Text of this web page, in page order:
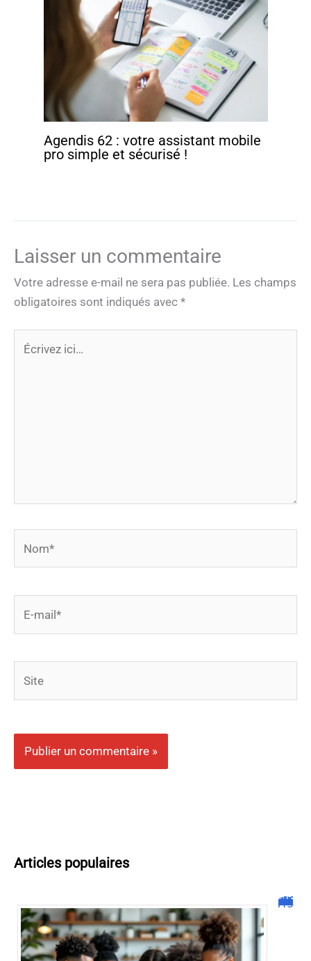
Agendis 62 : votre assistant mobile
pro simple et sécurisé !
Laisser un commentaire
Votre adresse e-mail ne sera pas publiée. Les champs
obligatoires sont indiqués avec *
ici…
Articles populaires
Malgrim com : tout ce que vous devez savoir sur la plateforme !